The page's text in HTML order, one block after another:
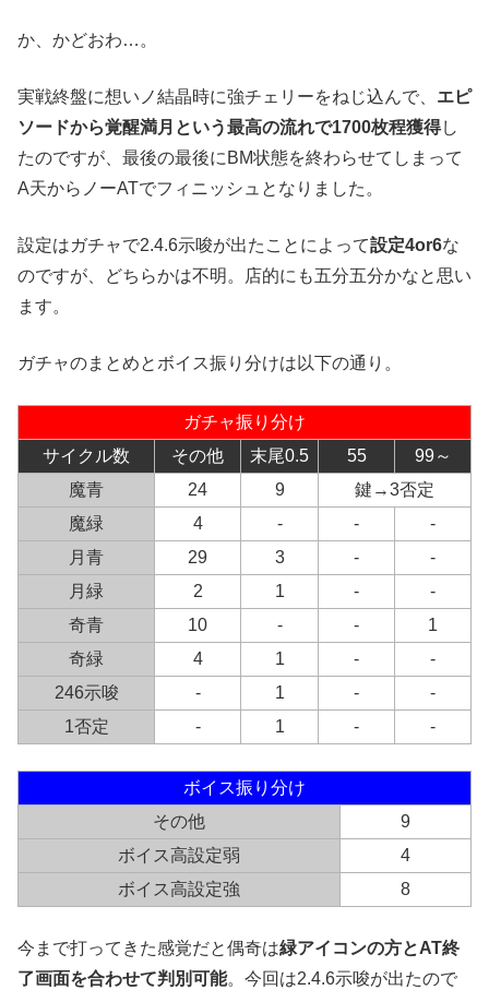
か、かどおわ…。
実戦終盤に想いノ結晶時に強チェリーをねじ込んで、 エピ
ソードから覚醒満月という最高の流れで1700枚程獲得し
たのですが、最後の最後にBM状態を終わらせてしまって
A天からノーATでフィニッシュとなりました。
設定はガチャで2.4.6示唆が出たことによって設定4or6な
のですが、どちらかは不明。店的にも五分五分かなと思い
ます。
ガチャのまとめとボイス振り分けは以下の通り。
ガチャ振り分け
サイクル数
その他 末尾0.5 55
99～
魔青
24 9
鍵→3否定
魔緑
4 - -
-
月青
29 3 -
-
月緑
2 1 -
-
奇青
10 - -
1
奇緑
4 1 -
-
246示唆
- 1 -
-
1否定
- 1 - -
ボイス振り分け
その他
9
ボイス高設定弱
4
ボイス高設定強
8
今まで打ってきた感覚だと偶奇は緑アイコンの方とAT終
了画面を合わせて判別可能。今回は2.4.6示唆が出たので